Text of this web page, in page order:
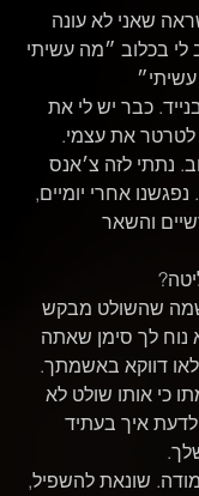
שאני לא עונה
בכלוב ״מה עשיתי
כבר יש לי את
את עצמי.
נתתי לזה צ׳אנס
אחרי יומיים,
והשאר
שהשולט מבקש
נוח לך סימן שאתה
דווקא באשמתך.
כי אותו שולט לא
איך בעתיד
שונאת להשפיל,